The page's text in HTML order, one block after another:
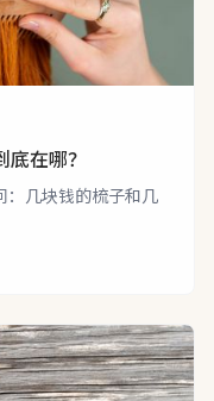
在哪？
：几块钱的梳子和几